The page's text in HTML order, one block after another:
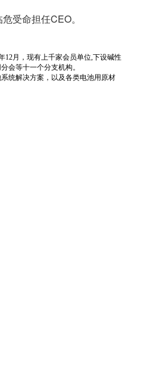
受命担任CEO。
12月，现有上千家会员单位,下设碱性
会等十一个分支机构。
统解决方案，以及各类电池用原材